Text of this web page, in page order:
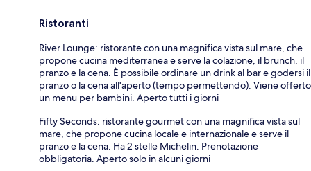
Ristoranti
River Lounge: ristorante con una magnifica vista sul mare, che
propone cucina mediterranea e serve la colazione, il brunch, il
pranzo e la cena. È possibile ordinare un drink al bar e godersi il
pranzo o la cena all'aperto (tempo permettendo). Viene offerto
un menu per bambini. Aperto tutti i giorni
Fifty Seconds: ristorante gourmet con una magnifica vista sul
mare, che propone cucina locale e internazionale e serve il
pranzo e la cena. Ha 2 stelle Michelin. Prenotazione
obbligatoria. Aperto solo in alcuni giorni